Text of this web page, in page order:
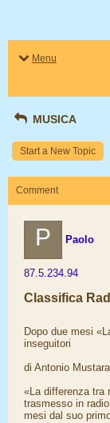
Menu
MUSICA
Start a New Topic
Comment
P Paolo
87.5.234.94
Classifica
Dopo due mesi
inseguitori
di Antonio Mustara
«La differenza tra
trasmesso in
mesi dal suo